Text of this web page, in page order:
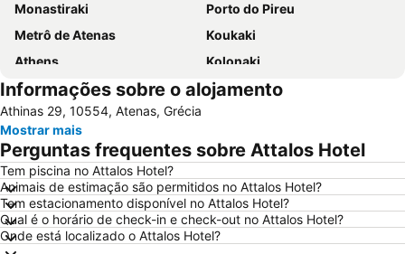
Monastiraki
Porto do Pireu
Metrô de Atenas
Koukaki
Athens
Kolonaki
Parthenon
Lavrio Port
Psirri
Megaron - Athens International Conference Centre
Christmas at Syntagma Square
War Museum
Vouliagmeni Beach
Praia Astir
Odeon de Herodes Ático
Areios Pagos
Templo de Zeus Olímpico
Omonia
Avlaki
Informações sobre o alojamento
Athinas 29, 10554, Atenas, Grécia
Mostrar mais
Perguntas frequentes sobre Attalos Hotel
Tem piscina no Attalos Hotel?
Animais de estimação são permitidos no Attalos Hotel?
Tem estacionamento disponível no Attalos Hotel?
Qual é o horário de check-in e check-out no Attalos Hotel?
Onde está localizado o Attalos Hotel?